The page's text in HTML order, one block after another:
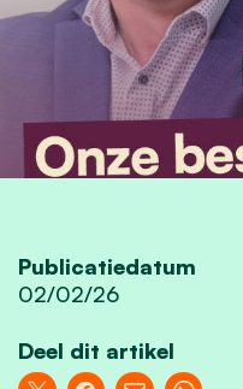
Publicatiedatum
02/02/26
Deel dit artikel